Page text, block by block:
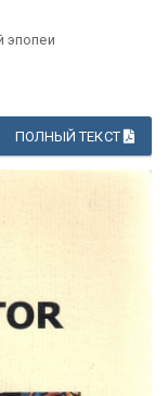
эпопеи
ПОЛНЫЙ ТЕКСТ